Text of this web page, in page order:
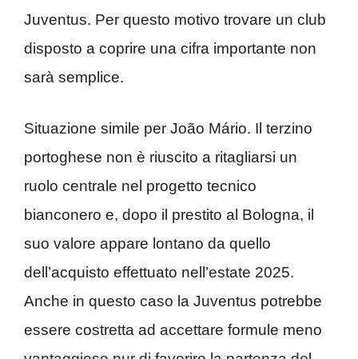
Juventus. Per questo motivo trovare un club
disposto a coprire una cifra importante non
sarà semplice.
Situazione simile per João Mário. Il terzino
portoghese non è riuscito a ritagliarsi un
ruolo centrale nel progetto tecnico
bianconero e, dopo il prestito al Bologna, il
suo valore appare lontano da quello
dell’acquisto effettuato nell’estate 2025.
Anche in questo caso la Juventus potrebbe
essere costretta ad accettare formule meno